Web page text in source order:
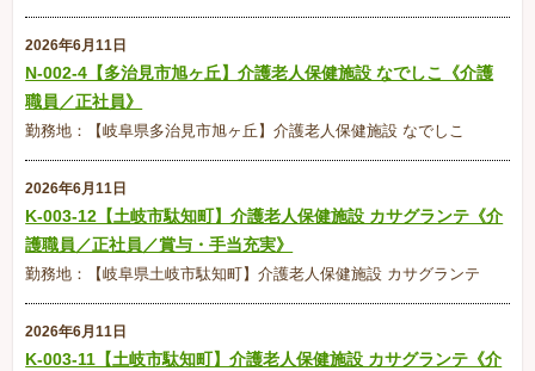
2026年6月11日
N-002-4【多治見市旭ヶ丘】介護老人保健施設 なでしこ《介護
職員／正社員》
勤務地：【岐阜県多治見市旭ヶ丘】介護老人保健施設 なでしこ
2026年6月11日
K-003-12【土岐市駄知町】介護老人保健施設 カサグランテ《介
護職員／正社員／賞与・手当充実》
勤務地：【岐阜県土岐市駄知町】介護老人保健施設 カサグランテ
2026年6月11日
K-003-11【土岐市駄知町】介護老人保健施設 カサグランテ《介